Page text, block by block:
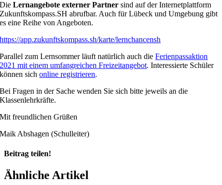
DieLernangebote externer Partnersind auf der Internetplattform
Zukunftskompass.SH abrufbar. Auch für Lübeck und Umgebung gibt
es eine Reihe von Angeboten.
https://app.zukunftskompass.sh/karte/lernchancensh
Parallel zum Lernsommer läuft natürlich auch dieFerienpassaktion
2021 mit einem umfangreichen Freizeitangebot. Interessierte Schüler
können sichonline registrieren.
Bei Fragen in der Sache wenden Sie sich bitte jeweils an die
Klassenlehrkräfte.
Mit freundlichen Grüßen
Maik Abshagen (Schulleiter)
Beitrag teilen!
Facebook
X
Pinterest
Ähnliche Artikel